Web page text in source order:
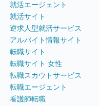
就活エージェント
就活サイト
逆求人型就活サービス
アルバイト情報サイト
転職サイト
転職サイト 女性
転職スカウトサービス
転職エージェント
看護師転職